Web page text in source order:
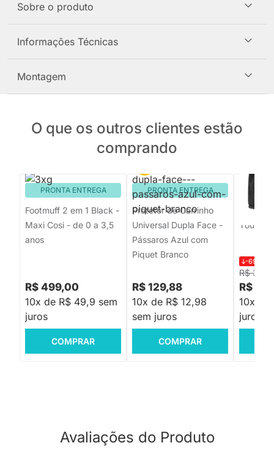
Sobre o produto
Informações Técnicas
Montagem
O que os outros clientes estão
comprando
PRONTA ENTREGA
Footmuff 2 em 1 Black -
Maxi Cosi - de 0 a 3,5
anos
R$ 499,00
10x de R$ 49,9 sem
juros
COMPRAR
PRONTA ENTREGA
Protetor de Carrinho
Universal Dupla Face -
Pássaros Azul com
Piquet Branco
R$ 129,88
10x de R$ 12,98
sem juros
COMPRAR
Bolsa
You
R$
-69%
R$
10x de
juros
Avaliações do Produto